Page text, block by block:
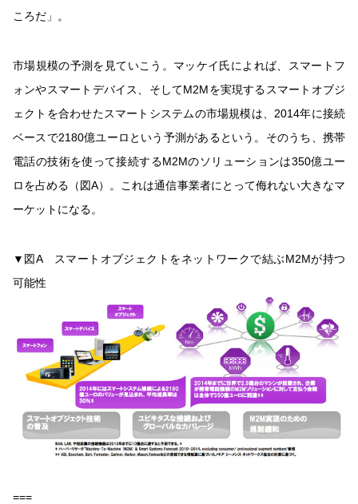
ころだ」。
市場規模の予測を見ていこう。マッケイ氏によれば、スマートフ
ォンやスマートデバイス、そしてM2Mを実現するスマートオブジ
ェクトを合わせたスマートシステムの市場規模は、2014年に接続
ベースで2180億ユーロという予測があるという。そのうち、携帯
電話の技術を使って接続するM2Mのソリューションは350億ユー
ロを占める（図A）。これは通信事業者にとって侮れない大きなマ
ーケットになる。
▼図A スマートオブジェクトをネットワークで結ぶM2Mが持つ
可能性
===